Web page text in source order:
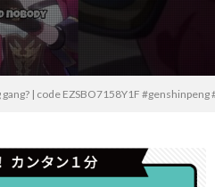
| code EZSBO7158Y1F